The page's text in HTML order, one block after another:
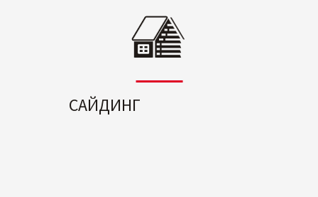
САЙДИНГ